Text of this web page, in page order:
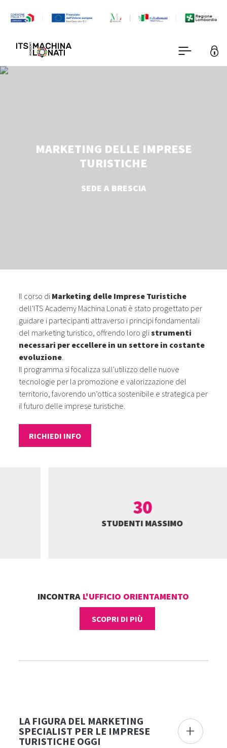
MARKETING DELLE IMPRESE
TURISTICHE
SEDE A BRESCIA
Il corso di Marketing delle Imprese Turistiche
dell'ITS Academy Machina Lonati è stato progettato per
guidare i partecipanti attraverso i principi fondamentali
del marketing turistico, offrendo loro glistrumenti
necessari per eccellere in un settore in costante
evoluzione.
Il programma si focalizza sull'utilizzo delle nuove
tecnologie per la promozione e valorizzazione del
territorio, favorendo un’ottica sostenibile e strategica per
il futuro delle imprese turistiche.
RICHIEDI INFO
STUDENTI MASSIMO
INCONTRA L'UFFICIO ORIENTAMENTO
SCOPRI DI PIÙ
LA FIGURA DEL MARKETING
SPECIALIST PER LE IMPRESE
TURISTICHE OGGI
+